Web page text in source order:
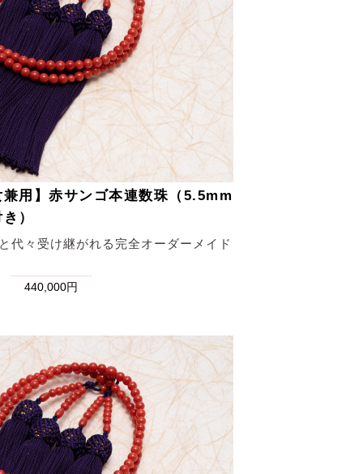
兼用】赤サンゴ本連数珠（5.5mm
）
代々受け継がれる完全オーダーメイド
440,000円